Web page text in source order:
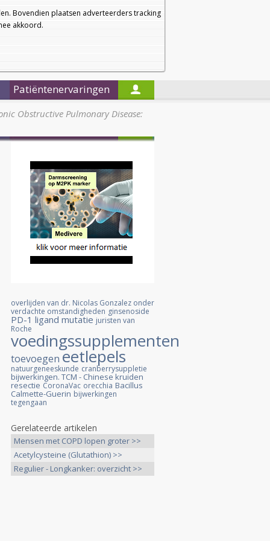
Bovendien plaatsen adverteerders tracking
akkoord.
a
a
Nieuwsbrief
Startpagina
Patiëntenervaringen
Obstructive Pulmonary Disease:
overlijden van dr. Nicolas Gonzalez onder
verdachte omstandigheden ginsenoside
PD-1 ligand mutatie juristen van
Roche
voedingssupplementen
toevoegen eetlepels
natuurgeneeskunde cranberrysuppletie
bijwerkingen. TCM - Chinese kruiden
resectie CoronaVac orecchia Bacillus
Calmette-Guerin bijwerkingen
tegengaan
Gerelateerde artikelen
Mensen met COPD lopen groter >>
Acetylcysteine (Glutathion) >>
Regulier - Longkanker: overzicht >>